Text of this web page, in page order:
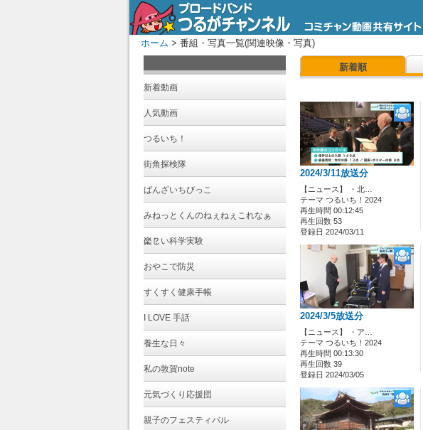
ホーム > 番組・写真一覧(関連映像・写真)
新着動画
人気動画
つるいち！
街角探検隊
ばんざいちびっこ
みねっとくんのねぇねぇこれなぁ
に？
楽しい科学実験
おやこで防災
すくすく健康手帳
I LOVE 手話
養生な日々
私の敦賀note
元気づくり応援団
親子のフェスティバル
新着順
2024/3/11放送分
【ニュース】 ・北…
テーマ つるいち！2024
再生時間 00:12:45
再生回数 53
登録日 2024/03/11
2024/3/5放送分
【ニュース】 ・ア…
テーマ つるいち！2024
再生時間 00:13:30
再生回数 39
登録日 2024/03/05